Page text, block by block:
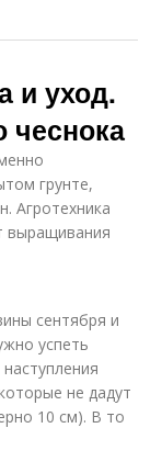
и уход.
грунте,
Агротехника
выращивания
сентября и
успеть
не дадут
10 см). В то